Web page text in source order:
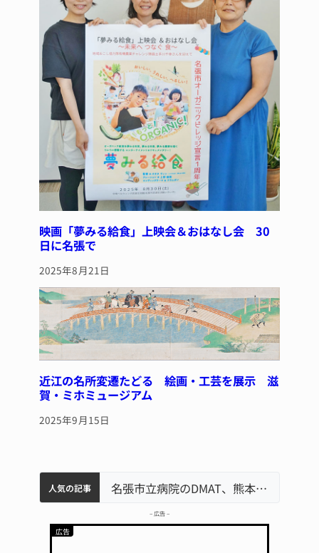
映画「夢みる給食」上映会＆おはなし会 30
日に名張で
2025年8月21日
近江の名所変遷たどる 絵画・工芸を展示 滋
賀・ミホミュージアム
2025年9月15日
人気の記事
名張市水道料金47％値上げへ 答申案、審議会で大筋まとまる
器物損壊容疑で83歳女逮捕 伊賀署
中学校の陶壁モニュメント 地元建設会社がボランティアで清掃 伊賀 名張市立病院のDMAT、熊本地震の被災地へ 能登以来3回目の派遣
– 広告 –